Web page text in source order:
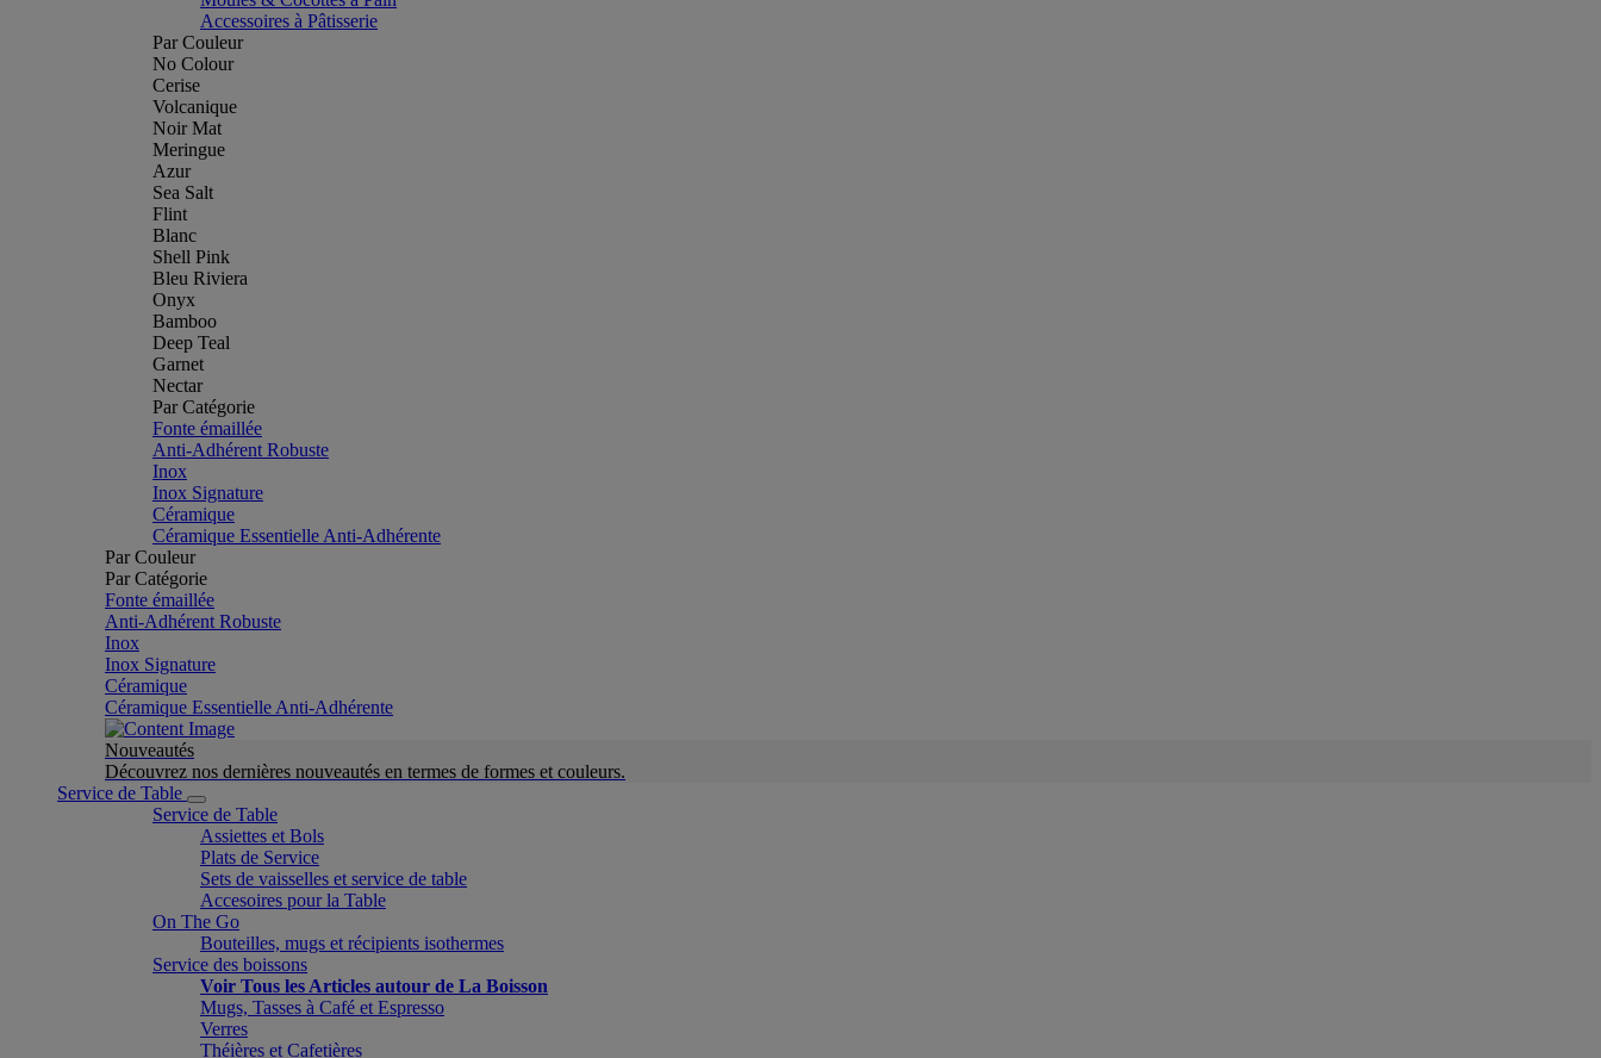
Accessoires à Pâtisserie
Par Couleur
No Colour
Cerise
Volcanique
Noir Mat
Meringue
Azur
Sea Salt
Flint
Blanc
Shell Pink
Bleu Riviera
Onyx
Bamboo
Deep Teal
Garnet
Nectar
Par Catégorie
Fonte émaillée
Anti-Adhérent Robuste
Inox
Inox Signature
Céramique
Céramique Essentielle Anti-Adhérente
Par Couleur
Par Catégorie
Fonte émaillée
Anti-Adhérent Robuste
Inox
Inox Signature
Céramique
Céramique Essentielle Anti-Adhérente
Nouveautés
Découvrez nos dernières nouveautés en termes de formes et couleurs.
Service de Table
Service de Table
Assiettes et Bols
Plats de Service
Sets de vaisselles et service de table
Accesoires pour la Table
On The Go
Bouteilles, mugs et récipients isothermes
Service des boissons
Voir Tous les Articles autour de La Boisson
Mugs, Tasses à Café et Espresso
Verres
Théières et Cafetières